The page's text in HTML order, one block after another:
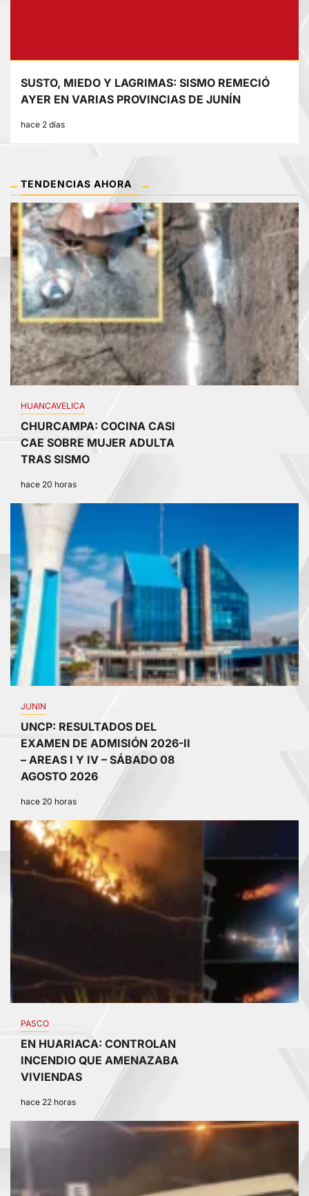
SUSTO, MIEDO Y LAGRIMAS: SISMO REMECIÓ
AYER EN VARIAS PROVINCIAS DE JUNÍN
hace 2 días
TENDENCIAS AHORA
1
HUANCAVELICA
CHURCAMPA: COCINA CASI
CAE SOBRE MUJER ADULTA
TRAS SISMO
hace 20 horas
JUNIN
UNCP: RESULTADOS DEL
EXAMEN DE ADMISIÓN 2026-II
– AREAS I Y IV – SÁBADO 08
AGOSTO 2026
hace 20 horas
3
PASCO
EN HUARIACA: CONTROLAN
INCENDIO QUE AMENAZABA
VIVIENDAS
hace 22 horas
4